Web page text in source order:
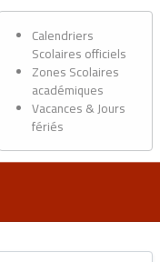
Calendriers
Scolaires officiels
Zones Scolaires
académiques
Vacances & Jours
fériés